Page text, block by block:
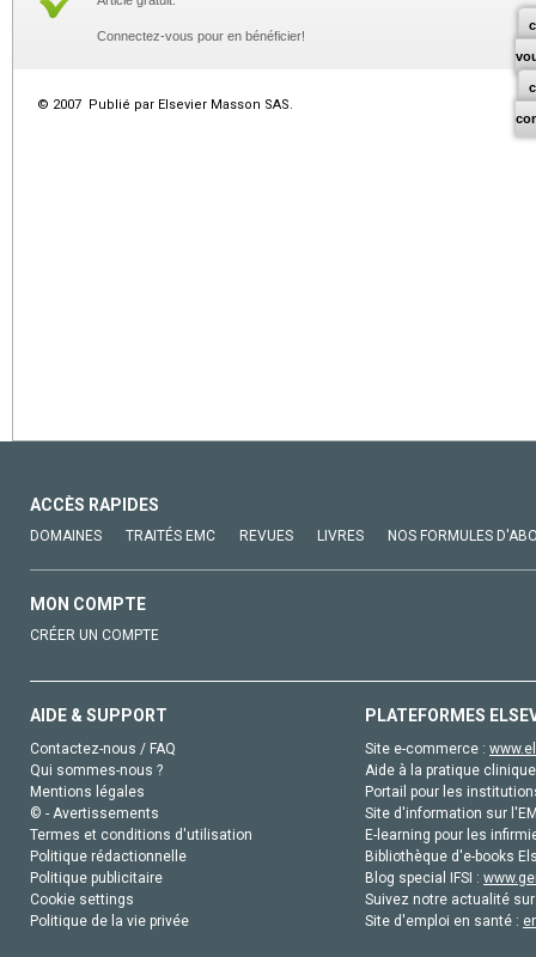
Connectez-vous pour en bénéficier!
© 2007 Publié par Elsevier Masson SAS.
ACCÈS RAPIDES
DOMAINES TRAITÉS EMC REVUES LIVRES NOS FORMULES
MON COMPTE
CRÉER UN COMPTE
AIDE & SUPPORT
Contactez-nous / FAQ
Qui sommes-nous ?
Mentions légales
© - Avertissements
Termes et conditions d'utilisation
Politique rédactionnelle
Politique publicitaire
Cookie settings
Politique de la vie privée
PLATEFORMES
Site e-commerce :
Aide à la pratique
Portail pour les
Site d'information sur
E-learning pour les
Bibliothèque d'e-books
Blog special IFSI :
Suivez notre actualité
Site d'emploi en santé :